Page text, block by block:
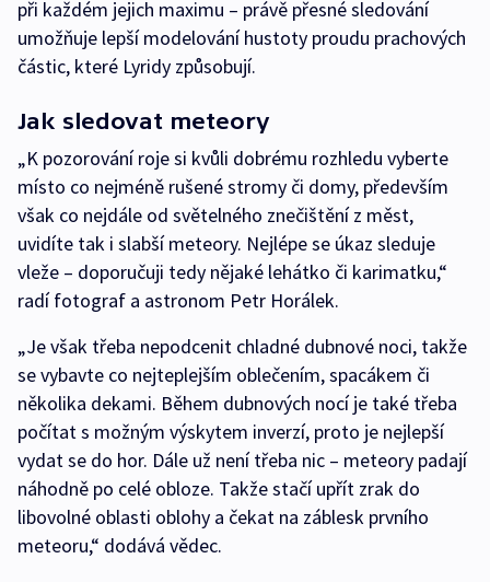
při každém jejich maximu – právě přesné sledování
umožňuje lepší modelování hustoty proudu prachových
částic, které Lyridy způsobují.
Jak sledovat meteory
„K pozorování roje si kvůli dobrému rozhledu vyberte
místo co nejméně rušené stromy či domy, především
však co nejdále od světelného znečištění z měst,
uvidíte tak i slabší meteory. Nejlépe se úkaz sleduje
vleže – doporučuji tedy nějaké lehátko či karimatku,“
radí fotograf a astronom Petr Horálek.
„Je však třeba nepodcenit chladné dubnové noci, takže
se vybavte co nejteplejším oblečením, spacákem či
několika dekami. Během dubnových nocí je také třeba
počítat s možným výskytem inverzí, proto je nejlepší
vydat se do hor. Dále už není třeba nic – meteory padají
náhodně po celé obloze. Takže stačí upřít zrak do
libovolné oblasti oblohy a čekat na záblesk prvního
meteoru,“ dodává vědec.